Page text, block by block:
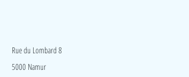
Rue du Lombard 8
5000 Namur